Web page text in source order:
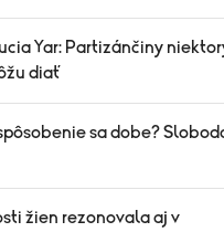
Yar: Partizánčiny
diať
sa dobe?
žien rezonovala aj v